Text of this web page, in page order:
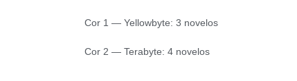
Cor 1 — Yellowbyte: 3 novelos
Cor 2 — Terabyte: 4 novelos